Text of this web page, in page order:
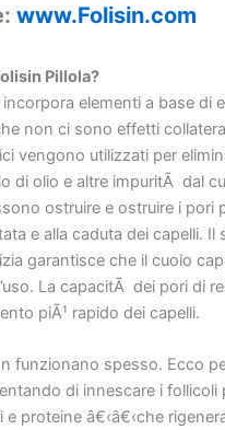
www.Folisin.com
Pillola?
elementi a base di
non ci sono effetti
vengono utilizzati per
di olio e altre impuritÃ dal
ostruire e ostruire i pori
e alla caduta dei capelli. Il
garantisce che il cuoio
La capacitÃ dei pori di
piÃ¹ rapido dei capelli.
funzionano spesso. Ecco
di innescare i follicoli
proteine â€‹â€‹che